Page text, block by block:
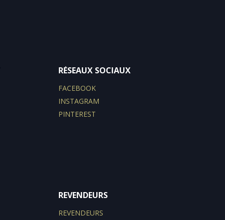
RÉSEAUX SOCIAUX
FACEBOOK
INSTAGRAM
PINTEREST
REVENDEURS
REVENDEURS